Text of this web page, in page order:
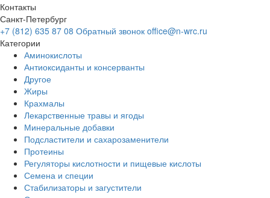
Контакты
Санкт-Петербург
+7 (812) 635 87 08 Обратный звонок office@n-wrc.ru
Категории
Аминокислоты
Антиоксиданты и консерванты
Другое
Жиры
Крахмалы
Лекарственные травы и ягоды
Минеральные добавки
Подсластители и сахарозаменители
Протеины
Регуляторы кислотности и пищевые кислоты
Семена и специи
Стабилизаторы и загустители